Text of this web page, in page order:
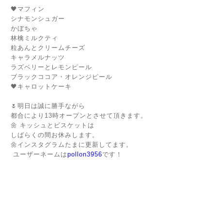
🖤マフィン
シナモンシュガー
かぼちゃ
林檎ミルクティ
粒あんとクリームチーズ
キャラメルナッツ
ラズベリーとレモンピール
ブラックココア・オレンジピール
🖤キャロットケーキ
🌷明日は誠に勝手ながら
都合により13時オープンとさせて頂きます。
🌼 キッシュとビスケットは
しばらくの間お休みします。
🌼インスタグラムたまに更新してます。
ユーザーネームはpollon3956です！